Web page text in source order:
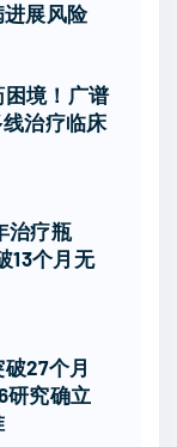
展风险
困境！广谱
治疗临床
治疗瓶
13个月无
27个月
研究确立